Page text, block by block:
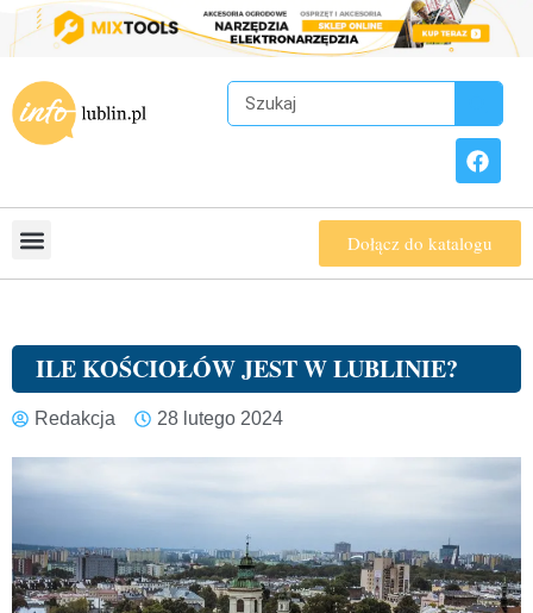
Dołącz do katalogu
ILE KOŚCIOŁÓW JEST W LUBLINIE?
Redakcja 28 lutego 2024